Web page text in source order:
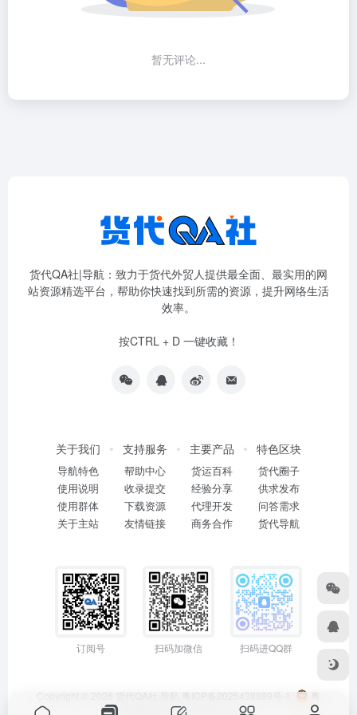
暂无评论...
货代QA社|导航：致力于货代外贸人提供最全面、最实用的网
站资源精选平台，帮助你快速找到所需的资源，提升网络生活
效率。
按CTRL + D 一键收藏！
关于我们
导航特色
使用说明
使用群体
关于主站
支持服务
帮助中心
收录提交
下载资源
友情链接
主要产品
货运百科
经验分享
代理开发
商务合作
特色区块
货代圈子
供求发布
问答需求
货代导航
订阅号 扫码加微信 扫码进QQ群
Copyright © 2026 货代QA社·导航 粤ICP备2025438889号-1
粤
公网安备44011402001114号